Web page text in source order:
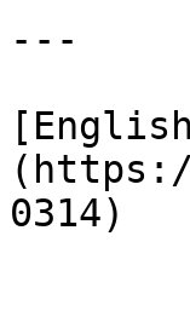
---
0314)